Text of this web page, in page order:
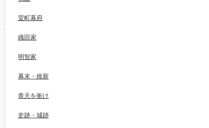
室町幕府
織田家
明智家
幕末・維新
青天を衝け
史跡・城跡